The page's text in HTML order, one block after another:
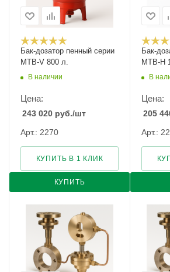
Бак-дозатор пенный серии
MTB-V 800 л.
В наличии
Цена:
243 020 руб./шт
Арт.: 2270
КУПИТЬ
КУПИТЬ В 1 КЛИК
Бак-
МТВ-Н
В
Цена:
205
Арт.: